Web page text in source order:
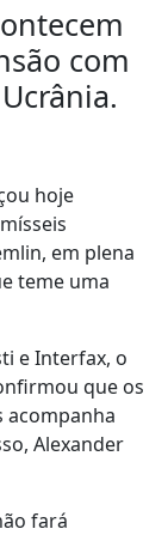
com
hoje
em plena
teme uma
e Interfax, o
que os
acompanha
Alexander
fará